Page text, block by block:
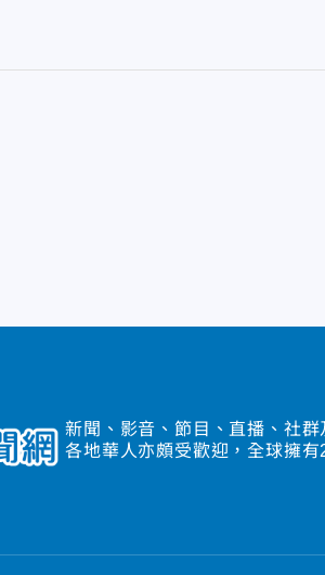
新聞、影音、節目、直播、社
各地華人亦頗受歡迎，全球擁有